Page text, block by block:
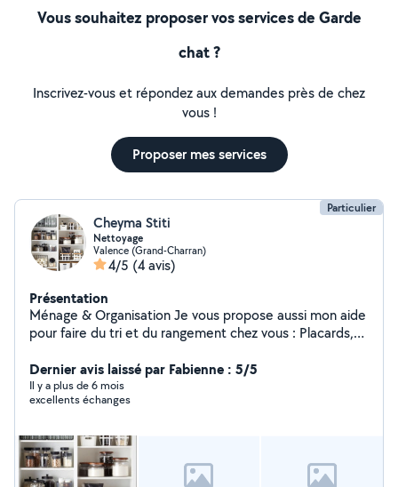
Vous souhaitez proposer vos services de Garde
chat ?
Inscrivez-vous et répondez aux demandes près de chez
vous !
Proposer mes services
Particulier
Cheyma Stiti
Nettoyage
Valence (Grand-Charran)
4/5 (4 avis)
Présentation
Ménage & Organisation Je vous propose aussi mon aide
pour faire du tri et du rangement chez vous : Placards,
autres espaces de stockage, pour alléger votre
intérieur. Je vous apporterai les astuces nécessaires
pour garder une maison toujours bien rangée. N'hésitez
Dernier avis laissé par Fabienne : 5/5
Il y a plus de 6 mois
excellents échanges